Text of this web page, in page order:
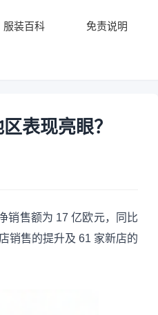
服装百科 免责说明
表现亮眼？
销售额为 17 亿欧元，同比
销售的提升及 61 家新店的